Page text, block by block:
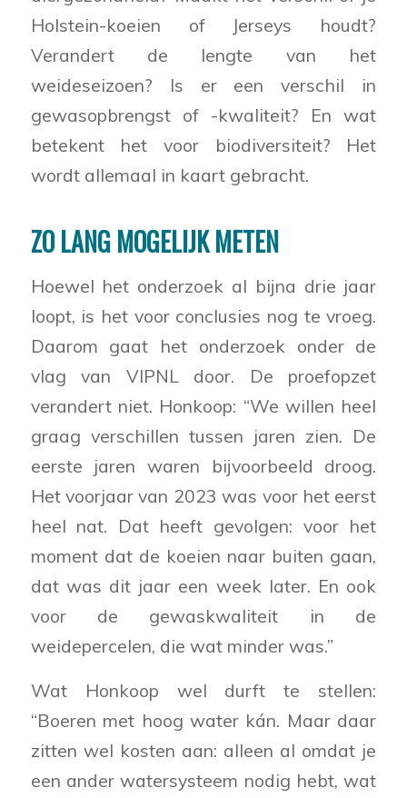
Holstein-koeien of Jerseys houdt?
Verandert de lengte van het
weideseizoen? Is er een verschil in
gewasopbrengst of -kwaliteit? En wat
betekent het voor biodiversiteit? Het
wordt allemaal in kaart gebracht.
ZO LANG MOGELIJK METEN
Hoewel het onderzoek al bijna drie jaar
loopt, is het voor conclusies nog te vroeg.
Daarom gaat het onderzoek onder de
vlag van VIPNL door. De proefopzet
verandert niet. Honkoop: “We willen heel
graag verschillen tussen jaren zien. De
eerste jaren waren bijvoorbeeld droog.
Het voorjaar van 2023 was voor het eerst
heel nat. Dat heeft gevolgen: voor het
moment dat de koeien naar buiten gaan,
dat was dit jaar een week later. En ook
voor de gewaskwaliteit in de
weidepercelen, die wat minder was.”
Wat Honkoop wel durft te stellen:
“Boeren met hoog water kán. Maar daar
zitten wel kosten aan: alleen al omdat je
een ander watersysteem nodig hebt, wat